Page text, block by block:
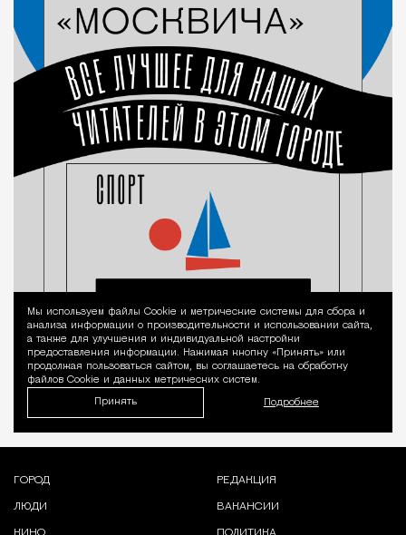
Уведомление
Мы используем файлы Сookie и метрические системы для сбора и
анализа информации о производительности и использовании сайта,
а также для улучшения и индивидуальной настройки
предоставления информации. Нажимая кнопку «Принять» или
продолжая пользоваться сайтом, вы соглашаетесь на обработку
файлов Cookie и данных метрических систем.
Принять Подробнее
ГОРОД
ЛЮДИ
РЕДАКЦИЯ
ВАКАНСИИ